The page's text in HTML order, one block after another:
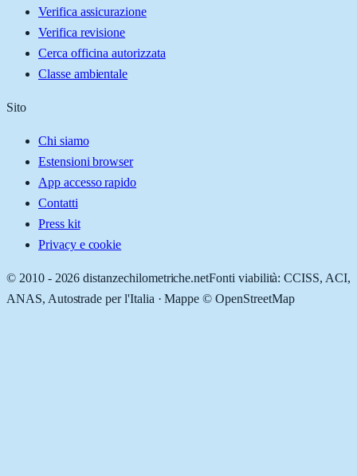
Verifica assicurazione
Verifica revisione
Cerca officina autorizzata
Classe ambientale
Sito
Chi siamo
Estensioni browser
App accesso rapido
Contatti
Press kit
Privacy e cookie
© 2010 - 2026 distanzechilometriche.netFonti viabilità: CCISS, ACI,
ANAS, Autostrade per l'Italia · Mappe © OpenStreetMap